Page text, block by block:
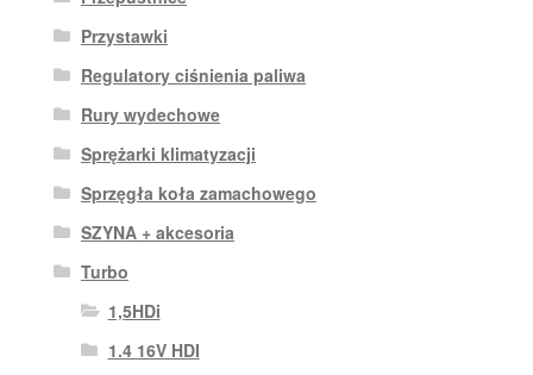
Przystawki
Regulatory ciśnienia paliwa
Rury wydechowe
Sprężarki klimatyzacji
Sprzęgła koła zamachowego
SZYNA + akcesoria
Turbo
1,5HDi
1.4 16V HDI